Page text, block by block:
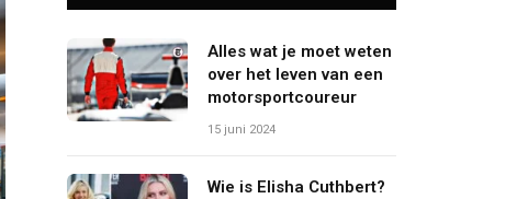
Alles wat je moet weten
over het leven van een
motorsportcoureur
15 juni 2024
Wie is Elisha Cuthbert?